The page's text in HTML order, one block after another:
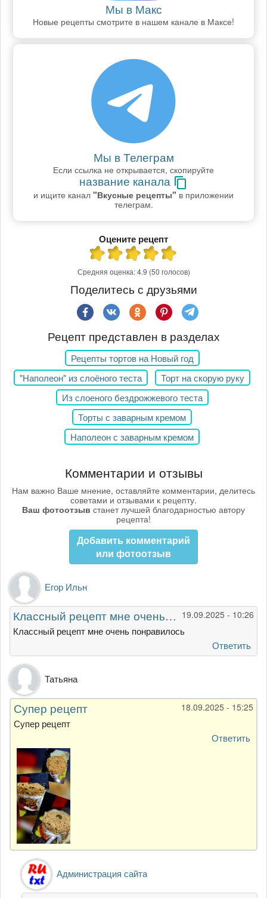
Мы в Макс
Новые рецепты смотрите в нашем канале в Максе!
Мы в Телеграм
Если ссылка не открывается, скопируйте
название канала
и ищите канал "Вкусные рецепты" в приложении
телеграм.
Оцените рецепт
Средняя оценка:4.9 (50 голосов)
Поделитесь с друзьями
Рецепт представлен в разделах
Рецепты тортов на Новый год
"Наполеон" из слоёного теста
Торт на скорую руку
Из слоеного бездрожжевого теста
Торты с заварным кремом
Наполеон с заварным кремом
Комментарии и отзывы
Нам важно Ваше мнение, оставляйте комментарии, делитесь
советами и отзывами к рецепту.
Ваш фотоотзыв станет лучшей благодарностью автору
рецепта!
Добавить комментарий
или фотоотзыв
Егор Ильн
19.09.2025 - 10:26
Классный рецепт мне очень…
Классный рецепт мне очень понравилось
Ответить
Татьяна
18.09.2025 - 15:25
Супер рецепт
Супер рецепт
Ответить
Ответ
на
Супер
Администрация сайта